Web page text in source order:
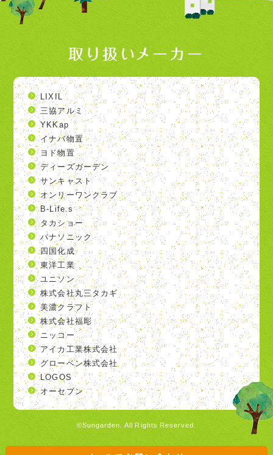
取り扱いメーカー
LIXIL
三協アルミ
YKKap
イナバ物置
ヨド物置
ディーズガーデン
サンキャスト
オンリーワンクラブ
B-Life.s
タカショー
パナソニック
四国化成
東洋工業
ユニソン
株式会社丸三タカギ
美濃クラフト
株式会社福彫
ニッコー
アイカ工業株式会社
グローベン株式会社
LOGOS
オーセブン
©Sungarden. All Rights Reserved.